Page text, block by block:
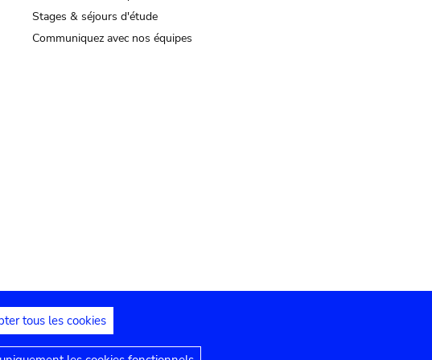
Stages & séjours d'étude
Communiquez avec nos équipes
Mentions juridiques Déclaration d'accessibilité
tous les cookies